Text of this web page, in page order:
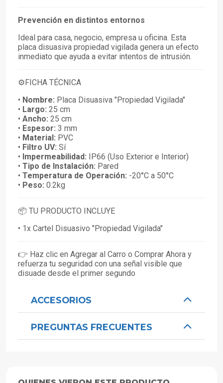
Prevención en distintos entornos
Ideal para casa, negocio, empresa u oficina. Esta
placa disuasiva propiedad vigilada genera un efecto
inmediato que ayuda a evitar intentos de intrusión.
⚙️FICHA TÉCNICA
• Nombre: Placa Disuasiva "Propiedad Vigilada"
• Largo: 25 cm
• Ancho: 25 cm
• Espesor: 3 mm
• Material: PVC
• Filtro UV: Sí
• Impermeabilidad: IP66 (Uso Exterior e Interior)
• Tipo de Instalación: Pared
• Temperatura de Operación: -20°C a 50°C
• Peso: 0.2kg
📦 TU PRODUCTO INCLUYE
• 1x Cartel Disuasivo "Propiedad Vigilada"
👉 Haz clic en Agregar al Carro o Comprar Ahora y
refuerza tu seguridad con una señal visible que
disuade desde el primer segundo
ACCESORIOS
PREGUNTAS FRECUENTES